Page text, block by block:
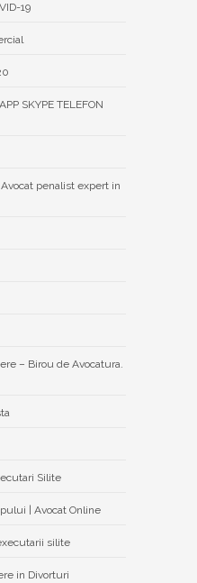
19
SKYPE TELEFON
penalist expert in
– Birou de Avocatura.
Silite
| Avocat Online
silite
in Divorturi